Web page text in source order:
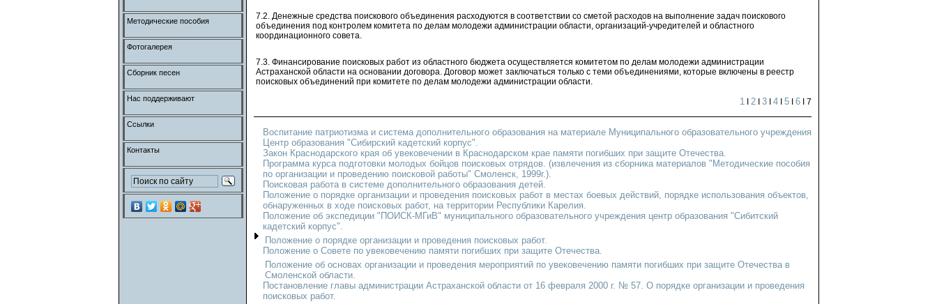
7.2. Денежные средства поискового объединения расходуются в соответствии со сметой расходов на выполнение задач поискового
объединения под контролем комитета по делам молодежи администрации области, организаций-учредителей и областного
координационного совета.
7.3. Финансирование поисковых работ из областного бюджета осуществляется комитетом по делам молодежи администрации
Астраханской области на основании договора. Договор может заключаться только с теми объединениями, которые включены в реестр
поисковых объединений при комитете по делам молодежи администрации области.
1I 2I 3I 4I 5I 6I 7
Воспитание патриотизма и система дополнительного образования на материале Муниципального образовательного учреждения
Центр образования "Сибирский кадетский корпус".
Закон Краснодарского края об увековечении в Краснодарском крае памяти погибших при защите Отечества.
Программа курса подготовки молодых бойцов поисковых отрядов. (извлечения из сборника материалов "Методические пособия
по организации и проведению поисковой работы" Смоленск, 1999г.).
Поисковая работа в системе дополнительного образования детей.
Положение о порядке организации и проведения поисковых работ в местах боевых действий, порядке использования объектов,
обнаруженных в ходе поисковых работ, на территории Республики Карелия.
Положение об экспедиции "ПОИСК-МГиВ" муниципального образовательного учреждения центр образования "Сибитский
кадетский корпус".
Положение о порядке организации и проведения поисковых работ.
Положение о Совете по увековечению памяти погибших при защите Отечества.
Положение об основах организации и проведения мероприятий по увековечению памяти погибших при защите Отечества в
Смоленской области.
Постановление главы администрации Астраханской области от 16 февраля 2000 г. № 57. О порядке организации и проведения
поисковых работ.
Методические пособия
Фотогалерея
Сборник песен
Нас поддерживают
Ссылки
Контакты